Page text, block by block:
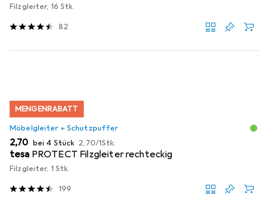
Filzgleiter, 16 Stk.
82
MENGENRABATT
Möbelgleiter + Schutzpuffer
EUR
2,70 bei 4 Stück EUR
2,70/1Stk.
tesa PROTECT Filzgleiter rechteckig
Filzgleiter, 1 Stk.
199